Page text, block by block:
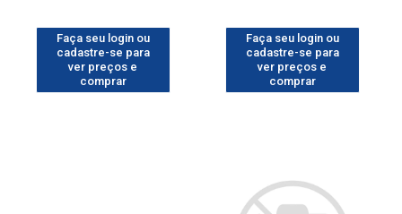
Faça seu login ou
cadastre-se para
ver preços e
comprar
Faça seu login ou
cadastre-se para
ver preços e
comprar